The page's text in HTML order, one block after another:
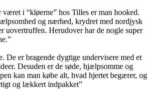
været i “kløerne” hos Tilles er man hooked.
og nærhed, krydret med nordjysk
uovertruffen. Herudover har de nogle super
De er bragende dygtige undervisere med et
Desuden er de søde, hjælpsomme og
kan man købe alt, hvad hjertet begærer, og
og lækkert indpakket”